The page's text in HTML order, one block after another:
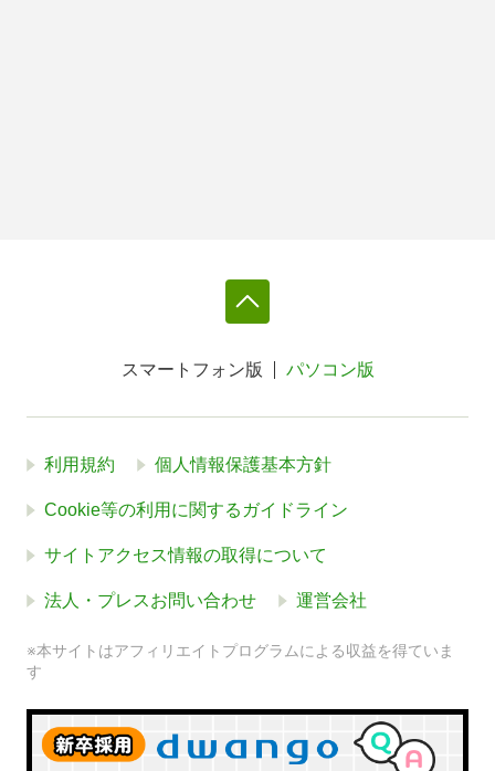
スマートフォン版 パソコン版
利用規約 個人情報保護基本方針
Cookie等の利用に関するガイドライン
サイトアクセス情報の取得について
法人・プレスお問い合わせ 運営会社
※本サイトはアフィリエイトプログラムによる収益を得ていま
す